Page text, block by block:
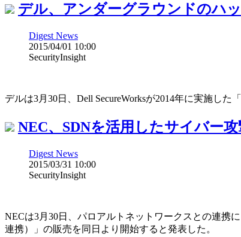
デル、アンダーグラウンドのハ
Digest News
2015/04/01 10:00
SecurityInsight
デルは3月30日、Dell SecureWorksが2014年に実施し
NEC、SDNを活用したサイバー
Digest News
2015/03/31 10:00
SecurityInsight
NECは3月30日、パロアルトネットワークスとの連携
連携）」の販売を同日より開始すると発表した。